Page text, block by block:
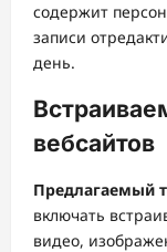
содержит
записи
день.
вебсайтов
Предлагаемый
включать
видео,